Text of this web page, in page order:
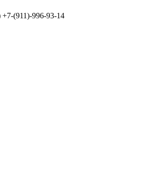
(911)-996-93-14